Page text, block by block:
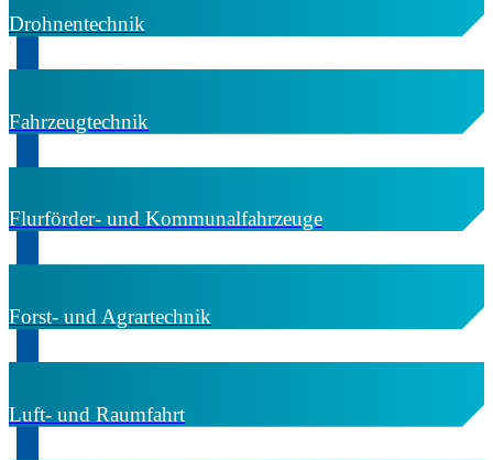
Drohnentechnik
Fahrzeugtechnik
Flurförder- und Kommunalfahrzeuge
Forst- und Agrartechnik
Luft- und Raumfahrt